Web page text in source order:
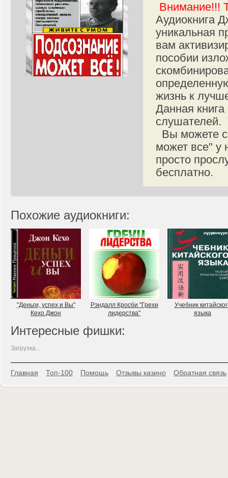
Внимание!!!
Аудиокнига
уникальная
вам
пособии
жизнь к
Данная
слушателей.
Вы можете
может все" у
просто
бесплатно.
Похожие аудиокниги:
"Деньги, успех и Вы"
Кехо Джон
Рэндалл Кросби "Грехи
лидерства"
Учебник
языка
Интересные фишки:
Загрузка...
Главная Топ-100 Помощь Отзывы казино Обратная связь